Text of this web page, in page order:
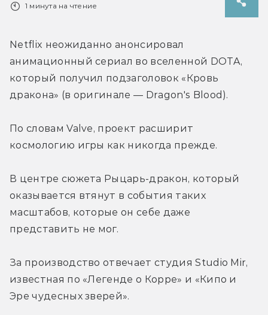
1 минута на чтение
Netflix неожиданно анонсировал
анимационный сериал во вселенной DOTA,
который получил подзаголовок «Кровь
дракона» (в оригинале — Dragon's Blood).
По словам Valve, проект расширит
космологию игры как никогда прежде.
В центре сюжета Рыцарь-дракон, который
оказывается втянут в события таких
масштабов, которые он себе даже
представить не мог.
За производство отвечает студия Studio Mir,
известная по «Легенде о Корре» и «Кипо и
Эре чудесных зверей».